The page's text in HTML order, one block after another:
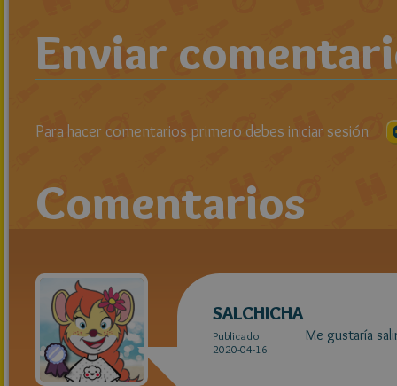
Enviar
Para hacer comentarios primero debes iniciar sesión
Comentarios
SALCHICHA
Publicado
2020-04-16
Me gustaría